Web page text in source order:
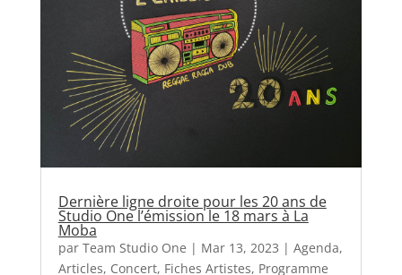
Dernière ligne droite pour les 20 ans de
Studio One l’émission le 18 mars à La
Moba
par Team Studio One | Mar 13, 2023 | Agenda,
Articles, Concert, Fiches Artistes, Programme